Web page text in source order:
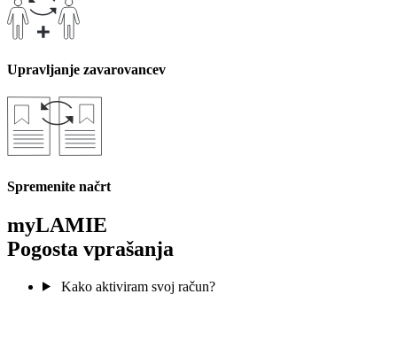
Upravljanje zavarovancev
Spremenite načrt
myLAMIE
Pogosta vprašanja
Kako aktiviram svoj račun?